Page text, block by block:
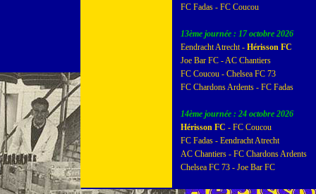
FC Fadas - FC Coucou
13ème journée : 17 octobre 2026
Eendracht Atrecht - Hérisson FC
Joe Bar FC - AC Chantiers
FC Coucou - Chelsea FC 73
FC Chardons Ardents - FC Fadas
14ème journée : 24 octobre 2026
Hérisson FC - FC Coucou
FC Fadas - Eendracht Atrecht
AC Chantiers - FC Chardons Ardents
Chelsea FC 73 - Joe Bar FC